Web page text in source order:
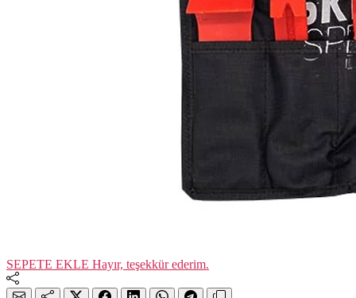
SEPETE EKLE Hayır, teşekkür ederim.